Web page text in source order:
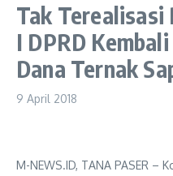
Tak Terealisasi
I DPRD
Dana Ternak
9 April 2018
M-NEWS.ID, TANA PASER –